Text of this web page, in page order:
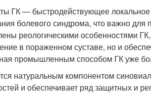
ГК — быстродействующее
болевого синдрома, что важно
реологическими особенностями
в пораженном суставе, но и
промышленным способом ГК уже
натуральным компонентом
и обеспечивает ряд защитных и